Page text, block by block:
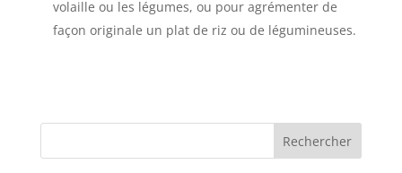
volaille ou les légumes, ou pour agrémenter de
façon originale un plat de riz ou de légumineuses.